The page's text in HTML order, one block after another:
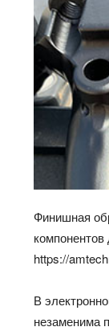
Финишная
https://
В
незаменима